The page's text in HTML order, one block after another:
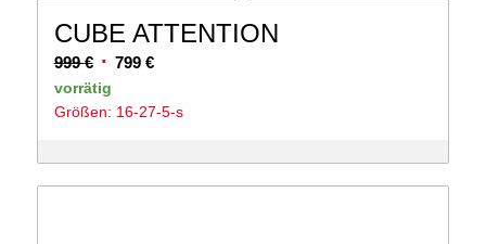
CUBE ATTENTION
999€ Ursprünglicher
Preis
war:
799 €Aktueller
ist:
vorrätig
Größen: 16-27-5-s